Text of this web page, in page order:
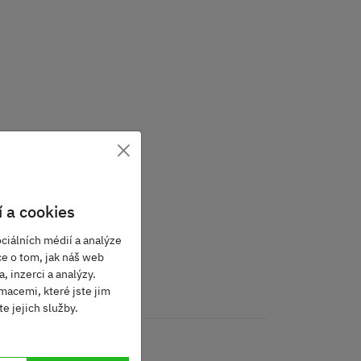
×
cookies
médií a analýze
o tom, jak náš web
inzerci a analýzy.
které jste jim
jejich služby.